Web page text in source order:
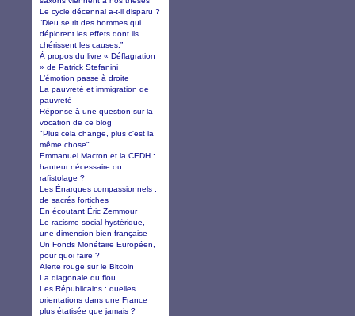
Le cycle décennal a-t-il disparu ?
“Dieu se rit des hommes qui
déplorent les effets dont ils
chérissent les causes.”
À propos du livre « Déflagration
» de Patrick Stefanini
L’émotion passe à droite
La pauvreté et immigration de
pauvreté
Réponse à une question sur la
vocation de ce blog
"Plus cela change, plus c'est la
même chose"
Emmanuel Macron et la CEDH :
hauteur nécessaire ou
rafistolage ?
Les Énarques compassionnels :
de sacrés fortiches
En écoutant Éric Zemmour
Le racisme social hystérique,
une dimension bien française
Un Fonds Monétaire Européen,
pour quoi faire ?
Alerte rouge sur le Bitcoin
La diagonale du flou.
Les Républicains : quelles
orientations dans une France
plus étatisée que jamais ?